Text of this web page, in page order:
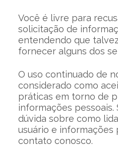
Você é livre para
solicitação de
entendendo que
fornecer alguns dos
O uso continuado de
considerado como
práticas em torno de
informações
dúvida sobre como
usuário e informações
contato conosco.